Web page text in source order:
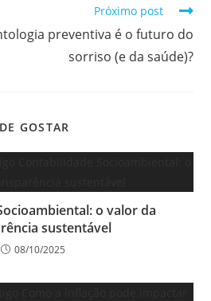
Próximo post
preventiva é o futuro do
sorriso (e da saúde)?
GOSTAR
o valor da
sustentável
08/10/2025